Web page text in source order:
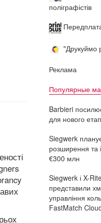
поліграфістів
"Друкуймо
Реклама
Популярные
Barbieri
для нового
Siegwerk
розширення та
€300 млн
Siegwerk і X-
представили
управління
FastMatch